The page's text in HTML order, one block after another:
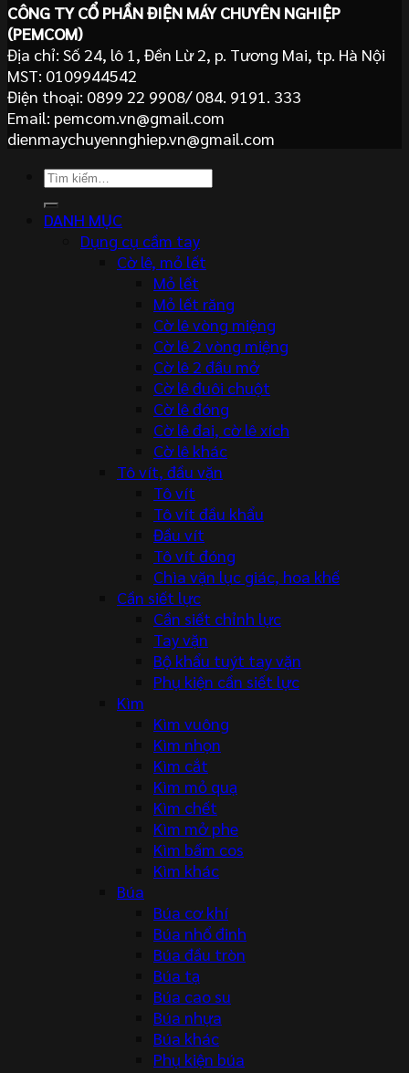
CÔNG TY CỔ PHẦN ĐIỆN MÁY CHUYÊN NGHIỆP
(PEMCOM)
Địa chỉ: Số 24, lô 1, Đền Lừ 2, p. Tương Mai, tp. Hà Nội
MST: 0109944542
Điện thoại: 0899 22 9908/ 084. 9191. 333
Email: pemcom.vn@gmail.com
dienmaychuyennghiep.vn@gmail.com
Tìm
DANH MỤC
Dụng cụ cầm tay
Cờ lê, mỏ lết
Mỏ lết
Mỏ lết răng
Cờ lê vòng miệng
Cờ lê 2 vòng miệng
Cờ lê 2 đầu mở
Cờ lê đuôi chuột
Cờ lê đóng
Cờ lê đai, cờ lê xích
Cờ lê khác
Tô vít, đầu vặn
Tô vít
Tô vít đầu khẩu
Đầu vít
Tô vít đóng
Chìa vặn lục giác, hoa khế
Cần siết lực
Cần siết chỉnh lực
Tay vặn
Bộ khẩu tuýt tay vặn
Phụ kiện cần siết lực
Kìm
Kìm vuông
Kìm nhọn
Kìm cắt
Kìm mỏ quạ
Kìm chết
Kìm mở phe
Kìm bấm cos
Kìm khác
Búa
Búa cơ khí
Búa nhổ đinh
Búa đầu tròn
Búa tạ
Búa cao su
Búa nhựa
Búa khác
Phụ kiện búa